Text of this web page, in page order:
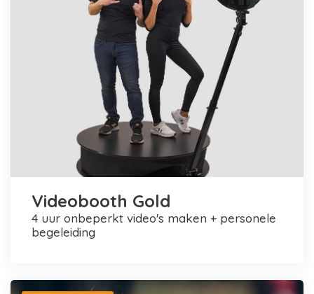
Videobooth Gold
4 uur onbeperkt video's maken + personele
begeleiding